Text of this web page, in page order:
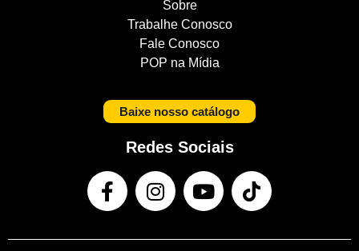
Sobre
Trabalhe Conosco
Fale Conosco
POP na Mídia
Baixe nosso catálogo
Redes Sociais